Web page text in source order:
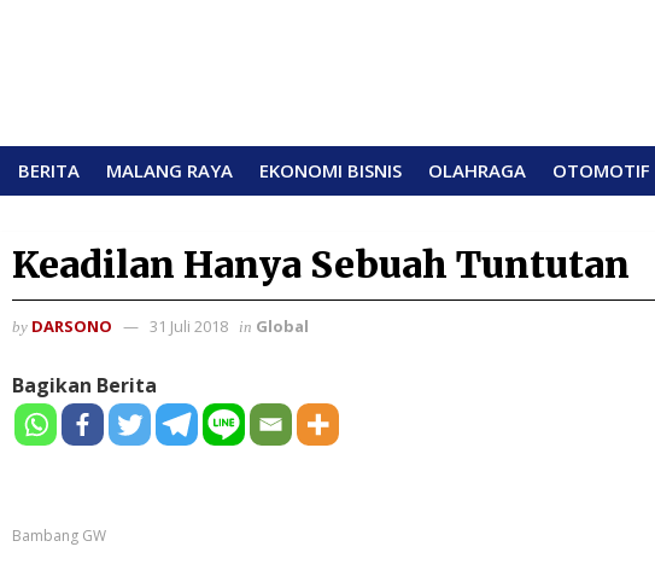
BERITA MALANG RAYA EKONOMI BISNIS OLAHRAGA OTOMOTIF
Keadilan Hanya Sebuah Tuntutan
by DARSONO 31 Juli 2018 in Global
Bagikan Berita
Bambang GW